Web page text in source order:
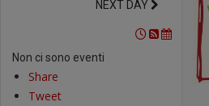
NEXT DAY
Non ci sono eventi
Share
Tweet